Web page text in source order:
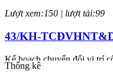
Lượt xem:150 | lượt tải:99
43/KH-
Kế hoạch chuyển đổi vị trí
Thống kê